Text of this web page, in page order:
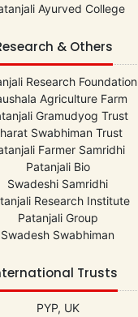
Ayurved College
& Others
Research Foundation
Agriculture Farm
Gramudyog Trust
Swabhiman Trust
Farmer Samridhi
Patanjali Bio
Swadeshi Samridhi
Research Institute
Patanjali Group
Swadesh Swabhiman
Trusts
PYP, UK